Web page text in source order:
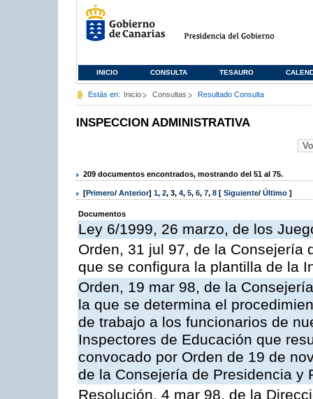
INICIO CONSULTA TESAURO
Estás en: Inicio Consultas Resultado Consulta
INSPECCION ADMINISTRATIVA
209 documentos encontrados, mostrando del 51 al 75.
[Primero/ Anterior] 1, 2, 3, 4, 5, 6, 7, 8 [ Siguiente/ Último ]
Documentos
Ley 6/1999, 26 marzo, de los
Orden, 31 jul 97, de la Consejería
que se configura la plantilla de la
Orden, 19 mar 98, de la
la que se determina el
de trabajo a los funcionarios de
Inspectores de Educación que
convocado por Orden de 19 de
de la Consejería de Presidencia y
Resolución, 4 mar 98, de la